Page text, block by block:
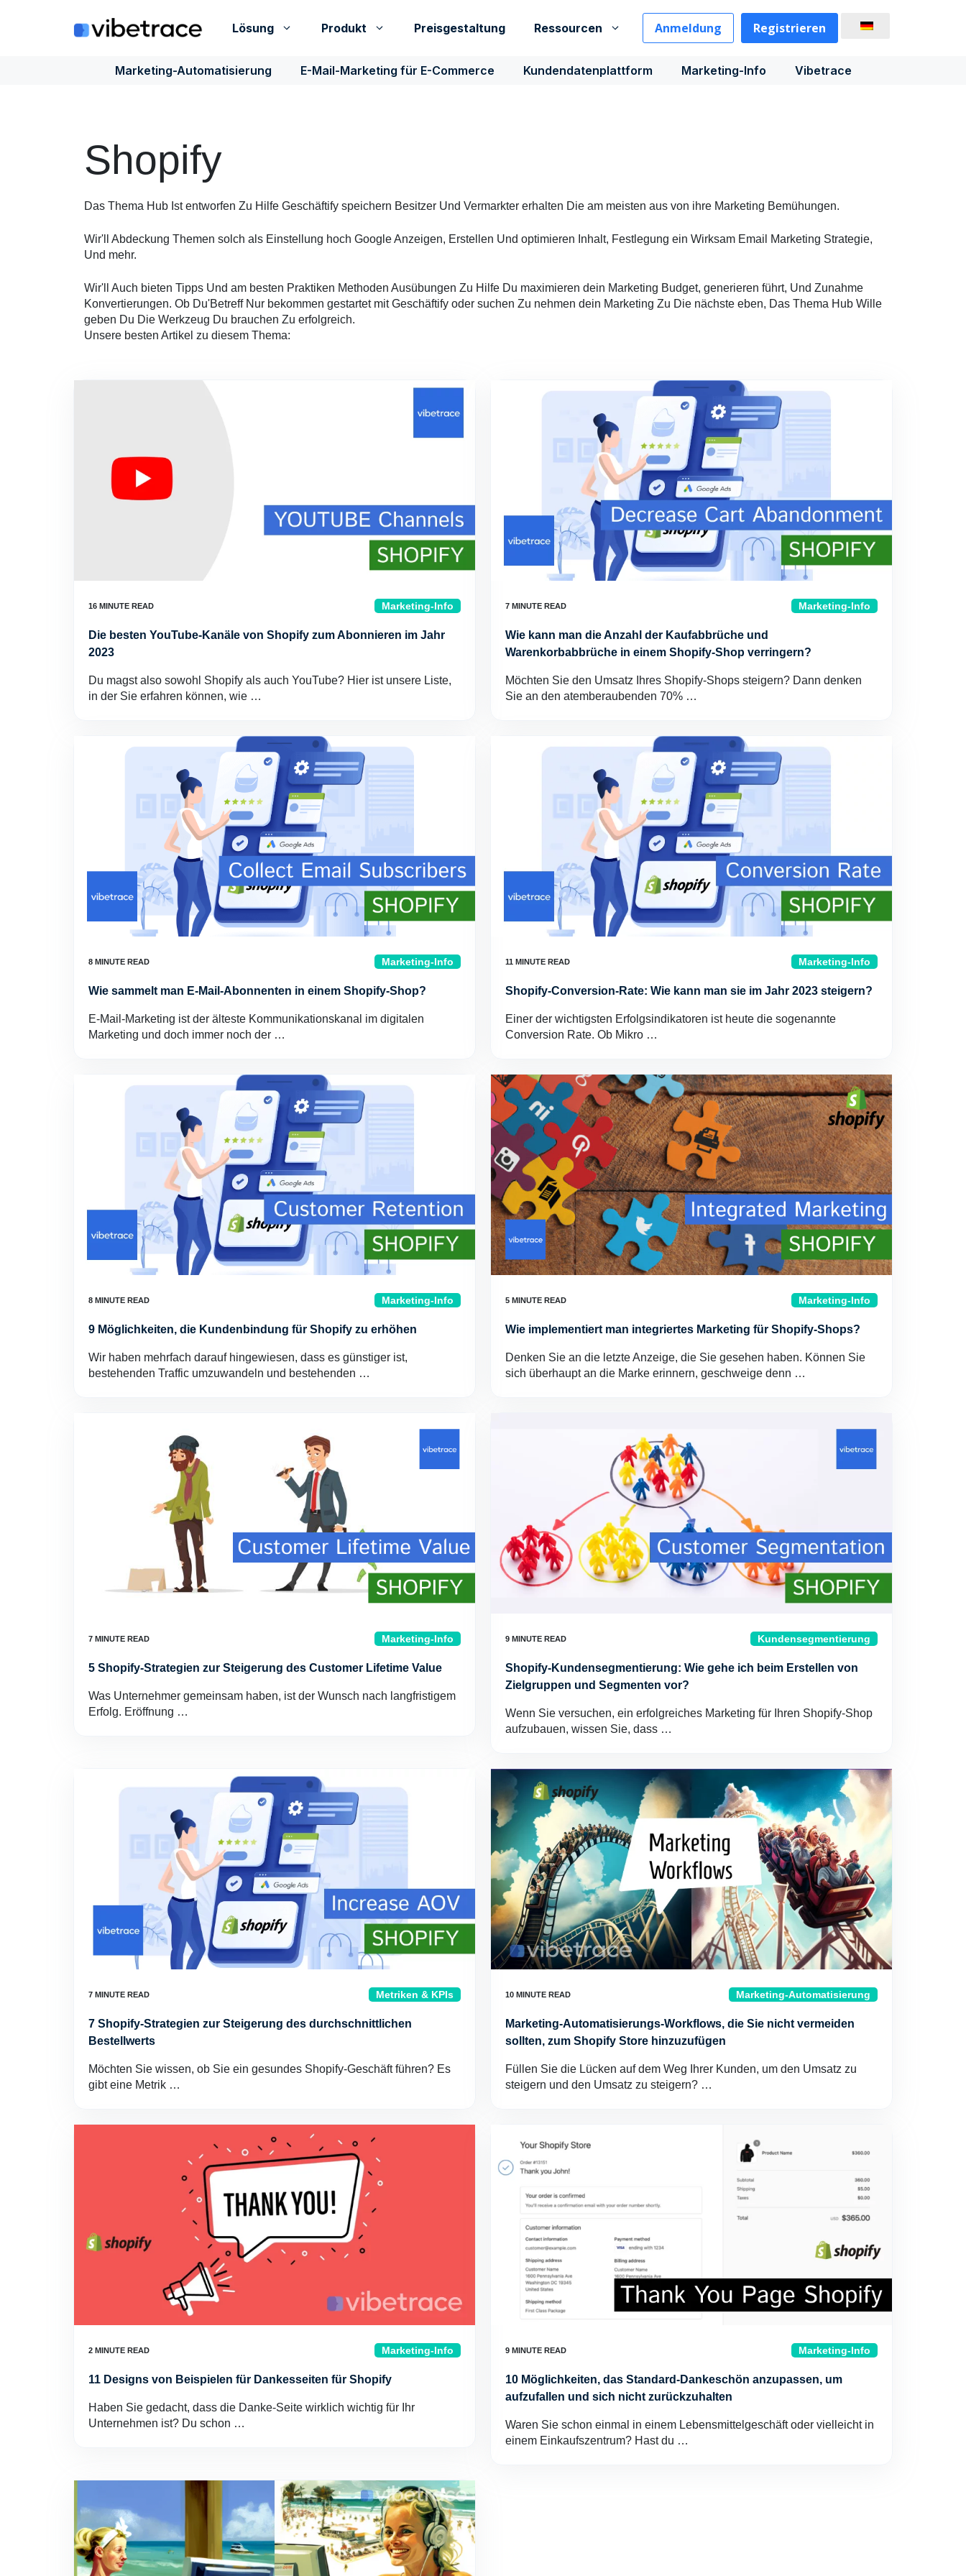
Lösung Produkt Preisgestaltung Ressourcen Anmeldung Registrieren
Marketing-Automatisierung E-Mail-Marketing für E-Commerce Kundendatenplattform Marketing-Info Vibetrace
Shopify
Das Thema Hub Istentworfen Zu Hilfe Geschäftify speichern Besitzer Und Vermarkter erhalten Die am meisten aus von ihre Marketing Bemühungen.
Wir' Abdeckung Themen solch als Einstellung hoch GoogleAnzeigen, Erstellen Und optimieren Inhalt, Festlegung ein Wirksam Email Marketing Strategie,
Und mehr.
Wir' Auch bieten Tipps Und am besten Praktiken Methoden Ausübungen Zu Hilfe Du maximieren dein Marketing Budget, generieren führt, Und Zunahme
Konvertierungen. Ob Du'BetreffNur bekommen gestartetmitGeschäftify oder suchen Zu nehmen dein Marketing Zu Die nächste eben, Das Thema Hub Wille
geben Du Die Werkzeug Du brauchen Zu erfolgreich.
Unsere besten Artikel zu diesem Thema:
Marketing-Info
Die besten YouTube-Kanäle von Shopify zum Abonnieren im Jahr
2023
Du magst also sowohl Shopify als auch YouTube? Hier ist unsere Liste,
in der Sie erfahren können, wie …
Marketing-Info
Wie kann man die Anzahl der Kaufabbrüche und
Warenkorbabbrüche in einem Shopify-Shop verringern?
Möchten Sie den Umsatz Ihres Shopify-Shops steigern? Dann denken
Sie an den atemberaubenden 70% …
Marketing-Info
Wie sammelt man E-Mail-Abonnenten in einem Shopify-Shop?
E-Mail-Marketing ist der älteste Kommunikationskanal im digitalen
Marketing und doch immer noch der …
Marketing-Info
Shopify-Conversion-Rate: Wie kann man sie im Jahr 2023 steigern?
Einer der wichtigsten Erfolgsindikatoren ist heute die sogenannte
Conversion Rate. Ob Mikro …
Marketing-Info
9 Möglichkeiten, die Kundenbindung für Shopify zu erhöhen
Wir haben mehrfach darauf hingewiesen, dass es günstiger ist,
bestehenden Traffic umzuwandeln und bestehenden …
Marketing-Info
Wie implementiert man integriertes Marketing für Shopify-Shops?
Denken Sie an die letzte Anzeige, die Sie gesehen haben. Können Sie
sich überhaupt an die Marke erinnern, geschweige denn …
Marketing-Info
5 Shopify-Strategien zur Steigerung des Customer Lifetime Value
Was Unternehmer gemeinsam haben, ist der Wunsch nach langfristigem
Erfolg. Eröffnung …
Kundensegmentierung
Shopify-Kundensegmentierung: Wie gehe ich beim Erstellen von
Zielgruppen und Segmenten vor?
Wenn Sie versuchen, ein erfolgreiches Marketing für Ihren Shopify-Shop
aufzubauen, wissen Sie, dass …
Metriken & KPIs
7 Shopify-Strategien zur Steigerung des durchschnittlichen
Bestellwerts
Möchten Sie wissen, ob Sie ein gesundes Shopify-Geschäft führen? Es
gibt eine Metrik …
Marketing-Automatisierung
Marketing-Automatisierungs-Workflows, die Sie nicht vermeiden
sollten, zum Shopify Store hinzuzufügen
Füllen Sie die Lücken auf dem Weg Ihrer Kunden, um den Umsatz zu
steigern und den Umsatz zu steigern? …
Marketing-Info
11 Designs von Beispielen für Dankesseiten für Shopify
Haben Sie gedacht, dass die Danke-Seite wirklich wichtig für Ihr
Unternehmen ist? Du schon …
Marketing-Info
10 Möglichkeiten, das Standard-Dankeschön anzupassen, um
aufzufallen und sich nicht zurückzuhalten
Waren Sie schon einmal in einem Lebensmittelgeschäft oder vielleicht in
einem Einkaufszentrum? Hast du …